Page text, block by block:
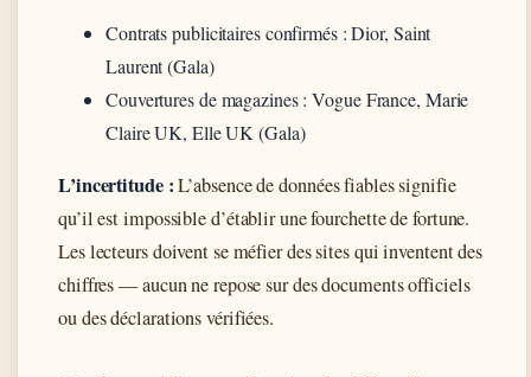
Contrats publicitaires confirmés : Dior, Saint
Laurent (Gala)
Couvertures de magazines : Vogue France, Marie
Claire UK, Elle UK (Gala)
L’incertitude :L’absence de données fiables signifie
qu’il est impossible d’établir une fourchette de fortune.
Les lecteurs doivent se méfier des sites qui inventent des
chiffres — aucun ne repose sur des documents officiels
ou des déclarations vérifiées.